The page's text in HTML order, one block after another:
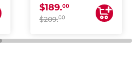
$189.00
$209.00